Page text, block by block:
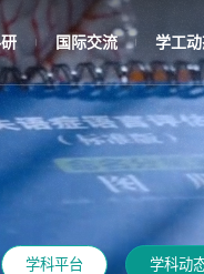
国际交流 学工
学科平台 学科动